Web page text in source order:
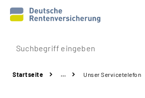
Prävention
Startseite … Unser Servicetelefon